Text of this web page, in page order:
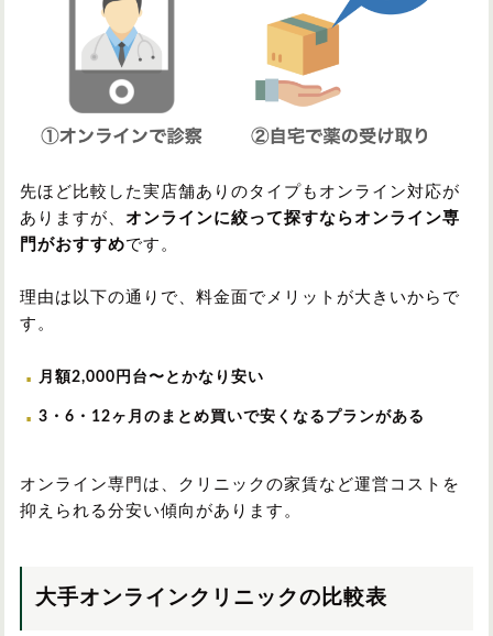
先ほど比較した実店舗ありのタイプもオンライン対応が
ありますが、 オンラインに絞って探すならオンライン専
門がおすすめです。
理由は以下の通りで、料金面でメリットが大きいからで
す。
月額2,000円台〜とかなり安い
3・6・12ヶ月のまとめ買いで安くなるプランがある
オンライン専門は、クリニックの家賃など運営コストを
抑えられる分安い傾向があります。
大手オンラインクリニックの比較表